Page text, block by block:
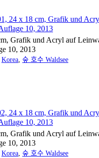
cm, Grafik und Acryl auf
10, 2013
Korea, 숲 호수 Waldsee
cm, Grafik und Acryl auf
10, 2013
Korea, 숲 호수 Waldsee